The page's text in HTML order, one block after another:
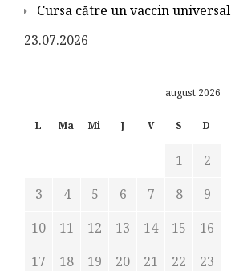
Cursa către un vaccin universal
23.07.2026
august 2026
L Ma Mi J V S D
1
2
3
4 5 6 7 8
9
10
11 12 13 14 15
16
17
18 19 20 21 22
23